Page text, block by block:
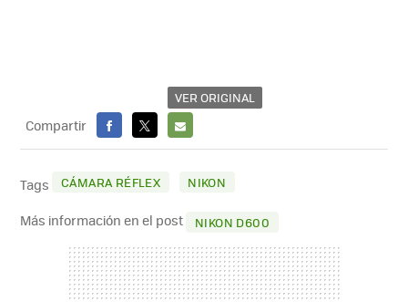
VER ORIGINAL
Compartir
FACEBOOK
X
E-
MAIL
Tags CÁMARA RÉFLEX NIKON
Más información en el post NIKON D600